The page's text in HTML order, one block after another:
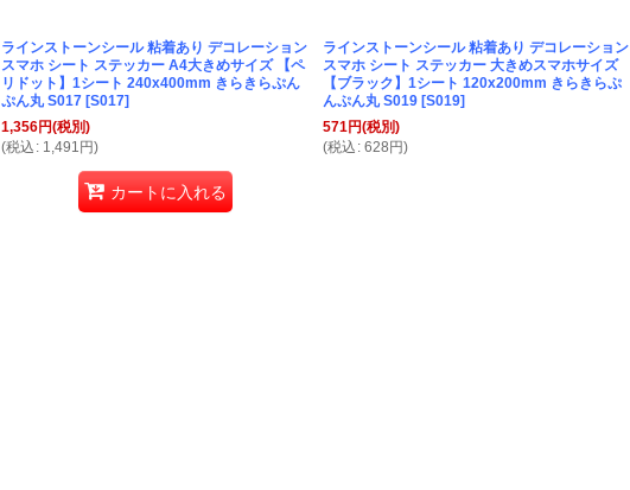
ラインストーンシール 粘着あり デコレーション
スマホ シート ステッカー A4大きめサイズ 【ペ
リドット】1シート 240x400mm きらきらぷん
ぷん丸 S017 [S017]
1,356円(税別)
(税込 : 1,491 円)
カートに入れる
ラインストーンシール 粘着あり デコレーション
スマホ シート ステッカー 大きめスマホサイズ
【ブラック】1シート 120x200mm きらきらぷ
んぷん丸 S019 [S019]
571円(税別)
(税込 : 628 円)